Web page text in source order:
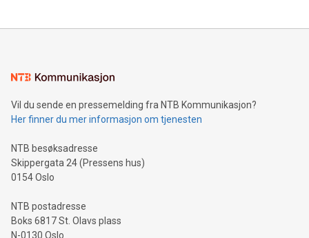
Vil du sende en pressemelding fra NTB Kommunikasjon?
Her finner du mer informasjon om tjenesten
NTB besøksadresse
Skippergata 24 (Pressens hus)
0154 Oslo
NTB postadresse
Boks 6817 St. Olavs plass
N-0130 Oslo